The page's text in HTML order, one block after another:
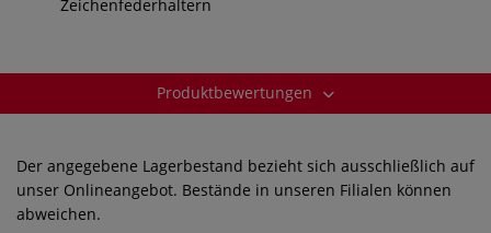
Zeichenfederhaltern
Produktbewertungen
Der angegebene Lagerbestand bezieht sich ausschließlich auf
unser Onlineangebot. Bestände in unseren Filialen können
abweichen.